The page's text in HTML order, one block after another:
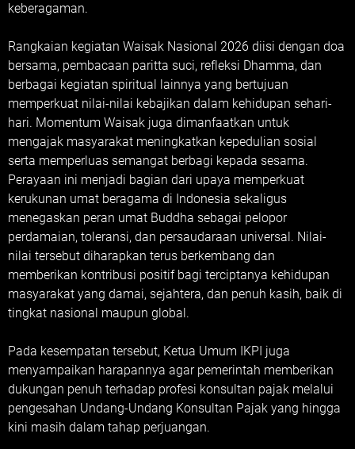
keberagaman.
Rangkaian kegiatan Waisak Nasional 2026 diisi dengan doa
bersama, pembacaan paritta suci, refleksi Dhamma, dan
berbagai kegiatan spiritual lainnya yang bertujuan
memperkuat nilai-nilai kebajikan dalam kehidupan sehari-
hari. Momentum Waisak juga dimanfaatkan untuk
mengajak masyarakat meningkatkan kepedulian sosial
serta memperluas semangat berbagi kepada sesama.
Perayaan ini menjadi bagian dari upaya memperkuat
kerukunan umat beragama di Indonesia sekaligus
menegaskan peran umat Buddha sebagai pelopor
perdamaian, toleransi, dan persaudaraan universal. Nilai-
nilai tersebut diharapkan terus berkembang dan
memberikan kontribusi positif bagi terciptanya kehidupan
masyarakat yang damai, sejahtera, dan penuh kasih, baik di
tingkat nasional maupun global.
Pada kesempatan tersebut, Ketua Umum IKPI juga
menyampaikan harapannya agar pemerintah memberikan
dukungan penuh terhadap profesi konsultan pajak melalui
pengesahan Undang-Undang Konsultan Pajak yang hingga
kini masih dalam tahap perjuangan.